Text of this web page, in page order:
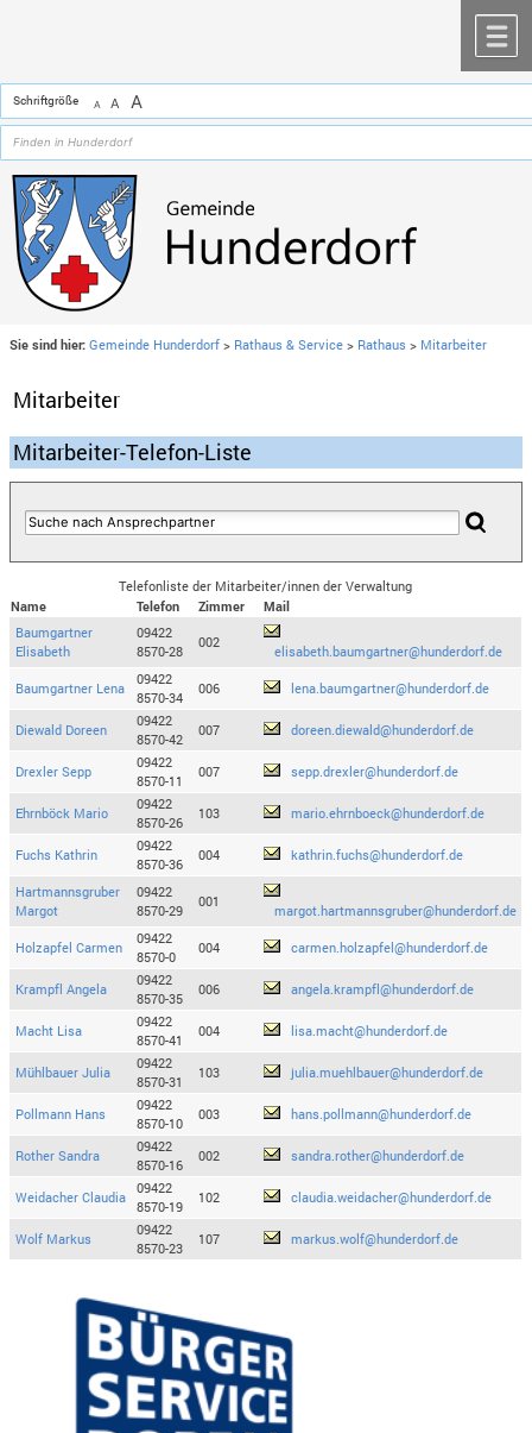
Schriftgröße A A A
Sie sind hier: Gemeinde Hunderdorf > Rathaus & Service > Rathaus > Mitarbeiter
Mitarbeiter
Mitarbeiter-Telefon-Liste
Telefonliste der Mitarbeiter/innen der Verwaltung
Name
Telefon Zimmer
Mail
Baumgartner
Elisabeth
09422
8570-28
002
elisabeth.baumgartner@hunderdorf.de
Baumgartner Lena
09422
8570-34
006 lena.baumgartner@hunderdorf.de
Diewald Doreen
09422
8570-42
007 doreen.diewald@hunderdorf.de
Drexler Sepp
09422
8570-11
007 sepp.drexler@hunderdorf.de
Ehrnböck Mario
09422
8570-26
103 mario.ehrnboeck@hunderdorf.de
Fuchs Kathrin
09422
8570-36
004 kathrin.fuchs@hunderdorf.de
Hartmannsgruber
Margot
09422
8570-29
001
margot.hartmannsgruber@hunderdorf.de
Holzapfel Carmen
09422
8570-0
004 carmen.holzapfel@hunderdorf.de
Krampfl Angela
09422
8570-35
006 angela.krampfl@hunderdorf.de
Macht Lisa
09422
8570-41
004 lisa.macht@hunderdorf.de
Mühlbauer Julia
09422
8570-31
103 julia.muehlbauer@hunderdorf.de
Pollmann Hans
09422
8570-10
003 hans.pollmann@hunderdorf.de
Rother Sandra
09422
8570-16
002 sandra.rother@hunderdorf.de
Weidacher Claudia
09422
8570-19
102 claudia.weidacher@hunderdorf.de
Wolf Markus
09422
8570-23
107 markus.wolf@hunderdorf.de